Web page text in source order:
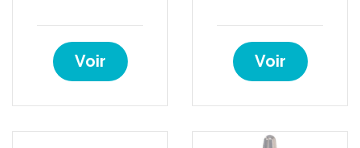
Voir Voir